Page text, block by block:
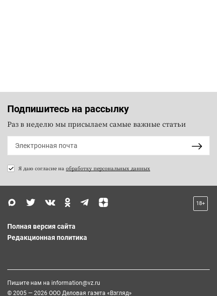
Подпишитесь на рассылку
Раз в неделю мы присылаем самые важные статьи
Я даю согласие на обработку персональных данных
18+
Полная версия сайта
Редакционная политика
Пишите нам на information@vz.ru
© 2005 — 2026 ООО Деловая газета «Взгляд»